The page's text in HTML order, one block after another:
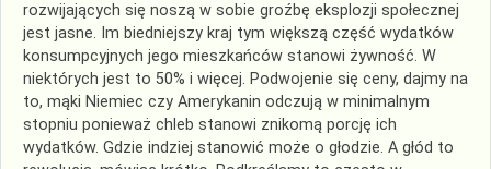
rozwijających się noszą w sobie groźbę eksplozji społecznej
jest jasne. Im biedniejszy kraj tym większą część wydatków
konsumpcyjnych jego mieszkańców stanowi żywność. W
niektórych jest to 50% i więcej. Podwojenie się ceny, dajmy na
to, mąki Niemiec czy Amerykanin odczują w minimalnym
stopniu ponieważ chleb stanowi znikomą porcję ich
wydatków. Gdzie indziej stanowić może o głodzie. A głód to